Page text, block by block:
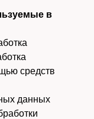
в
средств
данных